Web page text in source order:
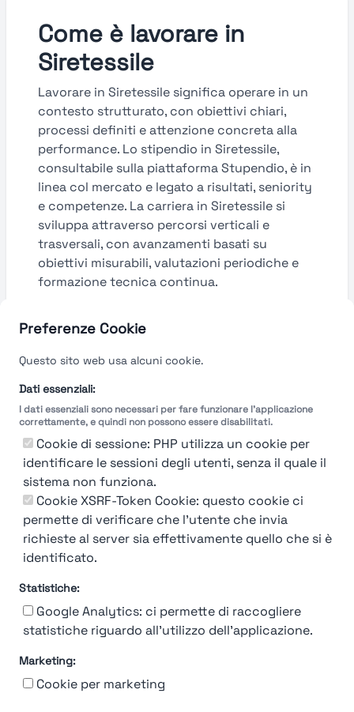
Preferenze Cookie
Questo sito web usa alcuni cookie.
Dati essenziali:
I dati essenziali sono necessari per fare funzionare l'applicazione
correttamente, e quindi non possono essere disabilitati.
Cookie di sessione: PHP utilizza un cookie per
identificare le sessioni degli utenti, senza il quale il
sistema non funziona.
Cookie XSRF-Token Cookie: questo cookie ci
permette di verificare che l'utente che invia
richieste al server sia effettivamente quello che si è
identificato.
Statistiche:
Google Analytics: ci permette di raccogliere
statistiche riguardo all'utilizzo dell'applicazione.
Marketing:
Cookie per marketing
Come è lavorare in
Siretessile
Lavorare in Siretessile significa operare in un
contesto strutturato, con obiettivi chiari,
processi definiti e attenzione concreta alla
performance. Lo stipendio in Siretessile,
consultabile sulla piattaforma Stupendio, è in
linea col mercato e legato a risultati, seniority
e competenze. La carriera in Siretessile si
sviluppa attraverso percorsi verticali e
trasversali, con avanzamenti basati su
obiettivi misurabili, valutazioni periodiche e
formazione tecnica continua.
Guarda le valutazioni →
Termini e Condizioni